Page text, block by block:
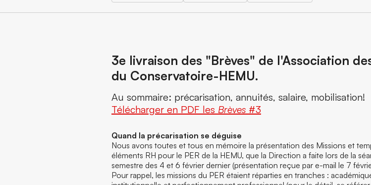
3e livraison des "Brèves" de l'Association
du Conservatoire-HEMU.
Au sommaire: précarisation, annuités, salaire, mobilisation!
Télécharger en PDF les Brèves #3
Quand la précarisation se déguise
Nous avons toutes et tous en mémoire la présentation des Missions et
éléments RH pour le PER de la HEMU, que la Direction a faite lors de la
semestre des 4 et 6 février dernier (présentation reçue par e-mail le 7
Pour rappel, les missions du PER étaient réparties en tranches :